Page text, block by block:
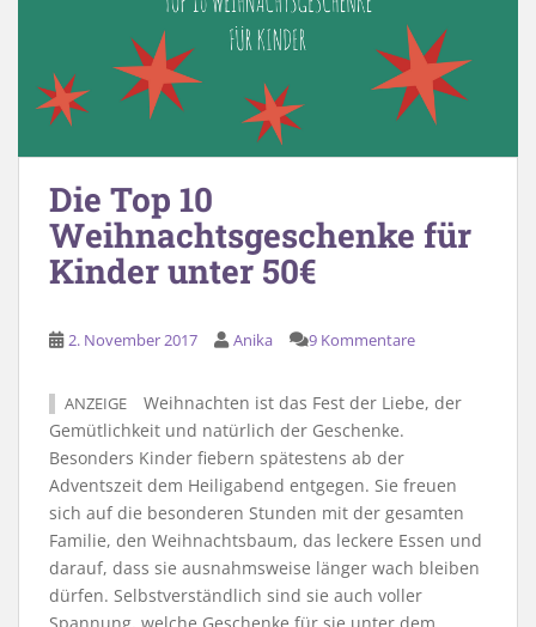
Die Top 10
Weihnachtsgeschenke für
Kinder unter 50€
2. November 2017 Anika 9 Kommentare
ANZEIGE
Weihnachten ist das Fest der Liebe, der
Gemütlichkeit und natürlich der Geschenke.
Besonders Kinder fiebern spätestens ab der
Adventszeit dem Heiligabend entgegen. Sie freuen
sich auf die besonderen Stunden mit der gesamten
Familie, den Weihnachtsbaum, das leckere Essen und
darauf, dass sie ausnahmsweise länger wach bleiben
dürfen. Selbstverständlich sind sie auch voller